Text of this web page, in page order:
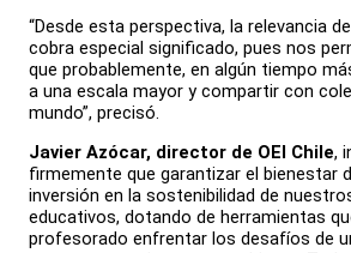
“Desde esta perspectiva, la relevancia
cobra especial significado, pues nos
que probablemente, en algún tiempo
a una escala mayor y compartir con
mundo”, precisó.
Javier Azócar, director de OEI Chile,
firmemente que garantizar el bienestar
inversión en la sostenibilidad de
educativos, dotando de herramientas
profesorado enfrentar los desafíos de